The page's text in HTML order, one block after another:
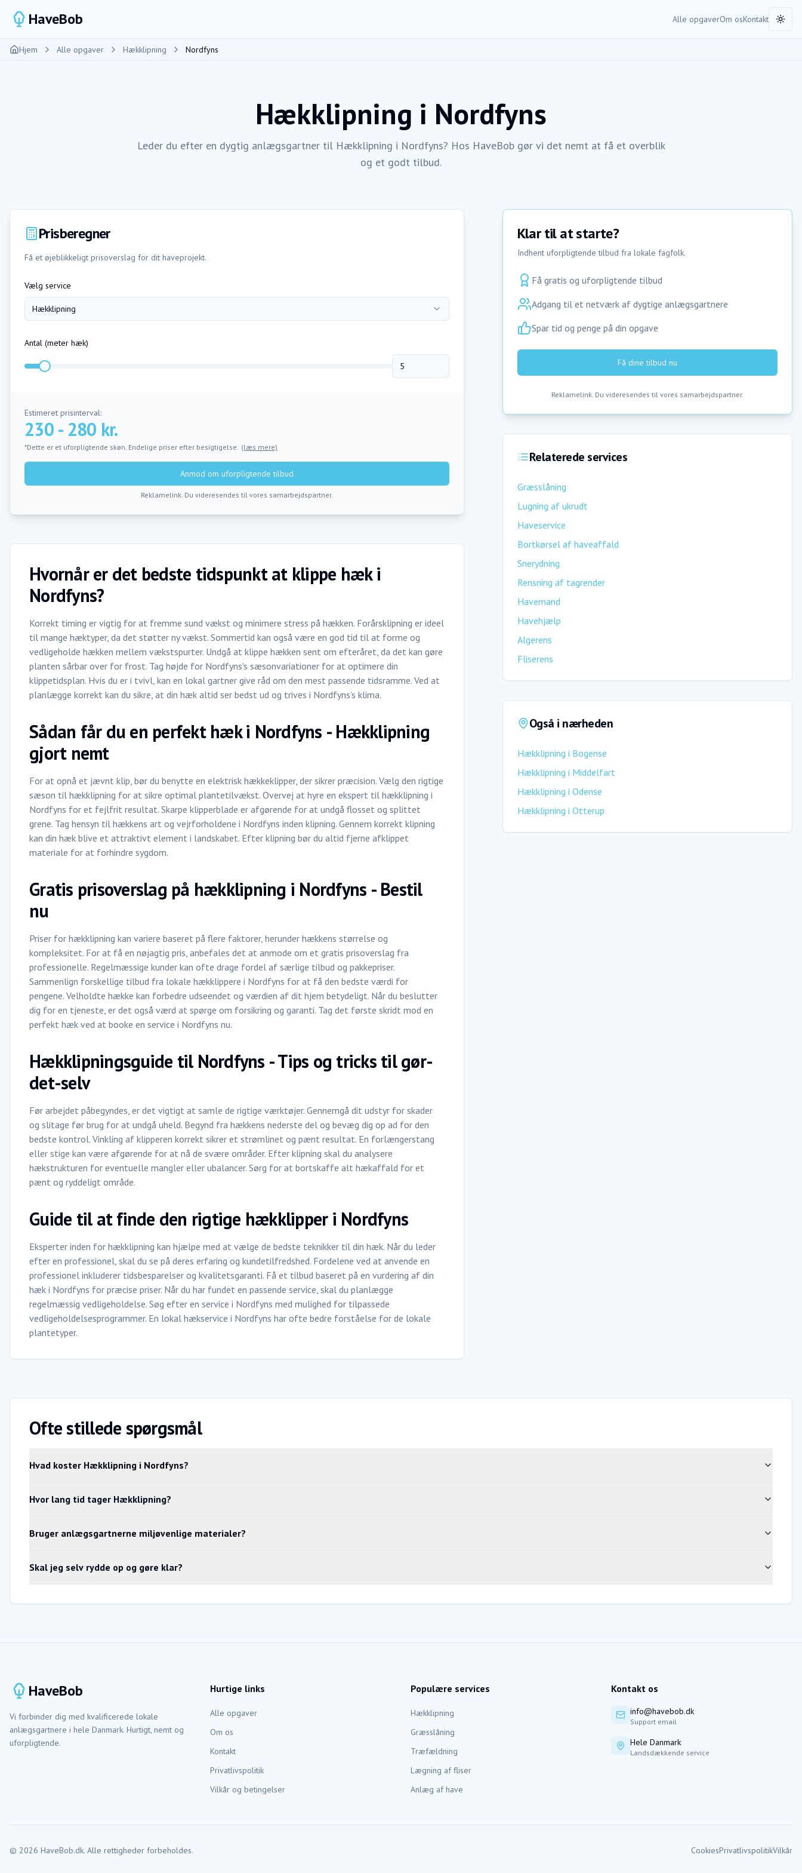
HaveBob Alle opgaverOm osKontakt
Hjem Alle opgaver Hækklipning Nordfyns
Hækklipning i Nordfyns
Leder du efter en dygtig anlægsgartner til Hækklipning i Nordfyns? Hos HaveBob gør vi det nemt at få et overblik
og et godt tilbud.
Prisberegner
Få et øjeblikkeligt prisoverslag for dit haveprojekt.
Vælg service
Hækklipning
Antal (meter hæk)
Estimeret prisinterval:
230 - 280 kr.
*Dette er et uforpligtende skøn. Endelige priser efter besigtigelse. (læs mere)
Anmod om uforpligtende tilbud
Reklamelink. Du videresendes til vores samarbejdspartner.
Hvornår er det bedste tidspunkt at klippe hæk i
Nordfyns?
Korrekt timing er vigtig for at fremme sund vækst og minimere stress på hækken. Forårsklipning er ideel
til mange hæktyper, da det støtter ny vækst. Sommertid kan også være en god tid til at forme og
vedligeholde hækken mellem vækstspurter. Undgå at klippe hækken sent om efteråret, da det kan gøre
planten sårbar over for frost. Tag højde for Nordfyns's sæsonvariationer for at optimere din
klippetidsplan. Hvis du er i tvivl, kan en lokal gartner give råd om den mest passende tidsramme. Ved at
planlægge korrekt kan du sikre, at din hæk altid ser bedst ud og trives i Nordfyns’s klima.
Sådan får du en perfekt hæk i Nordfyns - Hækklipning
gjort nemt
For at opnå et jævnt klip, bør du benytte en elektrisk hækkeklipper, der sikrer præcision. Vælg den rigtige
sæson til hækklipning for at sikre optimal plantetilvækst. Overvej at hyre en ekspert til hækklipning i
Nordfyns for et fejlfrit resultat. Skarpe klipperblade er afgørende for at undgå flosset og splittet
grene. Tag hensyn til hækkens art og vejrforholdene i Nordfyns inden klipning. Gennem korrekt klipning
kan din hæk blive et attraktivt element i landskabet. Efter klipning bør du altid fjerne afklippet
materiale for at forhindre sygdom.
Gratis prisoverslag på hækklipning i Nordfyns - Bestil
nu
Priser for hækklipning kan variere baseret på flere faktorer, herunder hækkens størrelse og
kompleksitet. For at få en nøjagtig pris, anbefales det at anmode om et gratis prisoverslag fra
professionelle. Regelmæssige kunder kan ofte drage fordel af særlige tilbud og pakkepriser.
Sammenlign forskellige tilbud fra lokale hækklippere i Nordfyns for at få den bedste værdi for
pengene. Velholdte hække kan forbedre udseendet og værdien af dit hjem betydeligt. Når du beslutter
dig for en tjeneste, er det også værd at spørge om forsikring og garanti. Tag det første skridt mod en
perfekt hæk ved at booke en service i Nordfyns nu.
Hækklipningsguide til Nordfyns - Tips og tricks til gør-
det-selv
Før arbejdet påbegyndes, er det vigtigt at samle de rigtige værktøjer. Gennemgå dit udstyr for skader
og slitage før brug for at undgå uheld. Begynd fra hækkens nederste del og bevæg dig op ad for den
bedste kontrol. Vinkling af klipperen korrekt sikrer et strømlinet og pænt resultat. En forlængerstang
eller stige kan være afgørende for at nå de svære områder. Efter klipning skal du analysere
hækstrukturen for eventuelle mangler eller ubalancer. Sørg for at bortskaffe alt hækaffald for et
pænt og ryddeligt område.
Guide til at finde den rigtige hækklipper i Nordfyns
Eksperter inden for hækklipning kan hjælpe med at vælge de bedste teknikker til din hæk. Når du leder
efter en professionel, skal du se på deres erfaring og kundetilfredshed. Fordelene ved at anvende en
professionel inkluderer tidsbesparelser og kvalitetsgaranti. Få et tilbud baseret på en vurdering af din
hæk i Nordfyns for præcise priser. Når du har fundet en passende service, skal du planlægge
regelmæssig vedligeholdelse. Søg efter en service i Nordfyns med mulighed for tilpassede
vedligeholdelsesprogrammer. En lokal hækservice i Nordfyns har ofte bedre forståelse for de lokale
plantetyper.
Klar til at starte?
Indhent uforpligtende tilbud fra lokale fagfolk.
Få gratis og uforpligtende tilbud
Adgang til et netværk af dygtige anlægsgartnere
Spar tid og penge på din opgave
Få dine tilbud nu
Reklamelink. Du videresendes til vores samarbejdspartner.
Relaterede services
Græsslåning
Lugning af ukrudt
Haveservice
Bortkørsel af haveaffald
Snerydning
Rensning af tagrender
Havemand
Havehjælp
Algerens
Fliserens
Også i nærheden
Hækklipning i Bogense
Hækklipning i Middelfart
Hækklipning i Odense
Hækklipning i Otterup
Ofte stillede spørgsmål
Hvad koster Hækklipning i Nordfyns?
Hvor lang tid tager Hækklipning?
Bruger anlægsgartnerne miljøvenlige materialer?
Skal jeg selv rydde op og gøre klar?
HaveBob
Vi forbinder dig med kvalificerede lokale
anlægsgartnere i hele Danmark. Hurtigt, nemt og
uforpligtende.
Hurtige links
Alle opgaver
Om os
Kontakt
Privatlivspolitik
Vilkår og betingelser
Populære services
Hækklipning
Græsslåning
Træfældning
Lægning af fliser
Anlæg af have
Kontakt os
info@havebob.dk
Support email
Hele Danmark
Landsdækkende service
© 2026 HaveBob.dk. Alle rettigheder forbeholdes. CookiesPrivatlivspolitikVilkår